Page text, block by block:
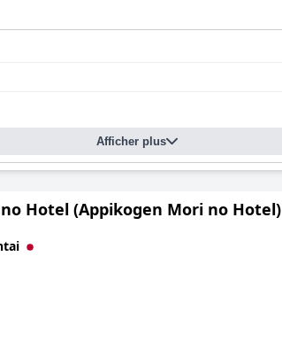
Afficher plus
Hotel (Appikogen Mori no Hotel)